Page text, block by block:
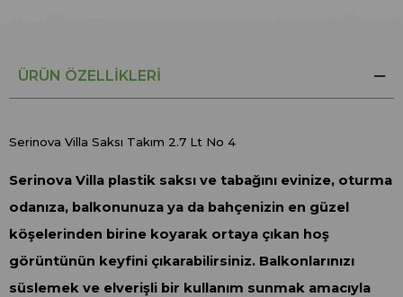
ÜRÜN ÖZELLIKLERI
Serinova Villa Saksı Takım 2.7 Lt No 4
Serinova Villa plastik saksı ve tabağını evinize, oturma
odanıza, balkonunuza ya da bahçenizin en güzel
köşelerinden birine koyarak ortaya çıkan hoş
görüntünün keyfini çıkarabilirsiniz. Balkonlarınızı
süslemek ve elverişli bir kullanım sunmak amacıyla